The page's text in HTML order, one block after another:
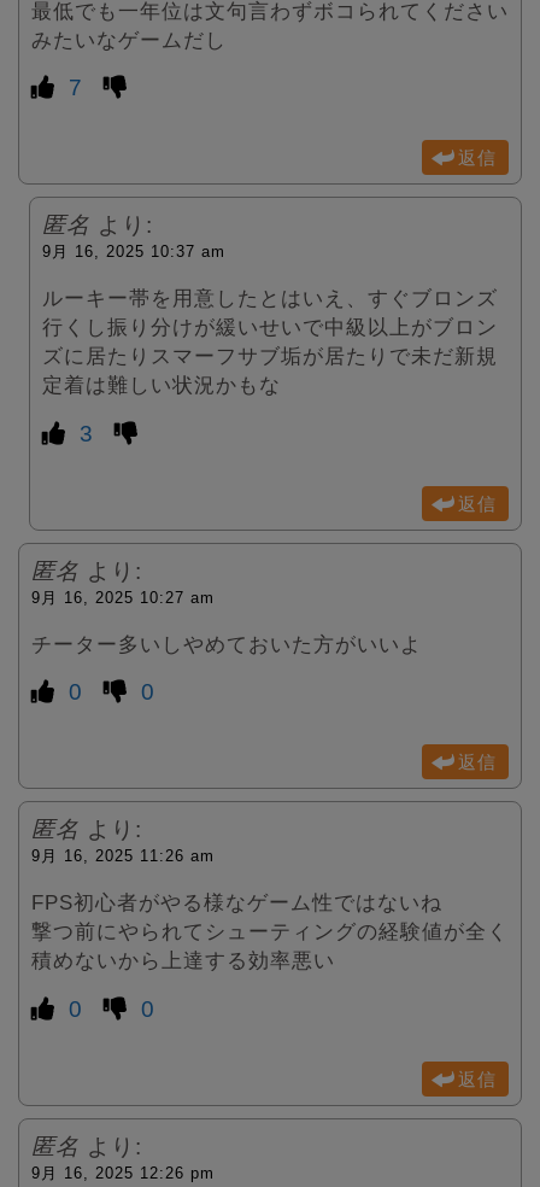
最低でも一年位は文句言わずボコられてください
みたいなゲームだし
7
返信
匿名 より:
9月 16, 2025 10:37 am
ルーキー帯を用意したとはいえ、すぐブロンズ
行くし振り分けが緩いせいで中級以上がブロン
ズに居たりスマーフサブ垢が居たりで未だ新規
定着は難しい状況かもな
3
返信
匿名 より:
9月 16, 2025 10:27 am
チーター多いしやめておいた方がいいよ
0 0
返信
匿名 より:
9月 16, 2025 11:26 am
FPS初心者がやる様なゲーム性ではないね
撃つ前にやられてシューティングの経験値が全く
積めないから上達する効率悪い
0 0
返信
匿名 より:
9月 16, 2025 12:26 pm